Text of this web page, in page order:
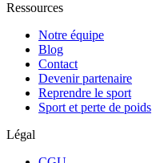
Ressources
Notre équipe
Blog
Contact
Devenir partenaire
Reprendre le sport
Sport et perte de poids
Légal